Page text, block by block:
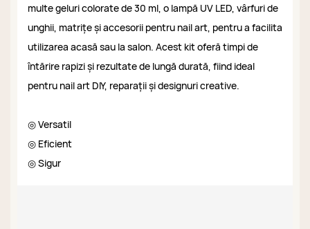
multe geluri colorate de 30 ml, o lampă UV LED, vârfuri de
unghii, matrițe și accesorii pentru nail art, pentru a facilita
utilizarea acasă sau la salon. Acest kit oferă timpi de
întărire rapizi și rezultate de lungă durată, fiind ideal
pentru nail art DIY, reparații și designuri creative.
◎ Versatil
◎ Eficient
◎ Sigur